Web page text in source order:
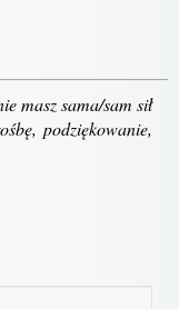
masz sama/sam sił
podziękowanie,